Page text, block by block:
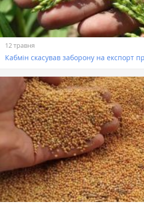
12 травня
Кабмін скасував заборону на експорт